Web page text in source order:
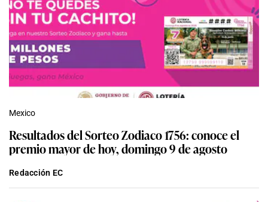
Mexico
Resultados del Sorteo Zodiaco 1756: conoce el
premio mayor de hoy, domingo 9 de agosto
Redacción EC